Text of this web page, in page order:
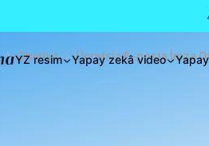
YZ resim Yapay zekâ video
Oluştur Ücretsiz E-posta İmza